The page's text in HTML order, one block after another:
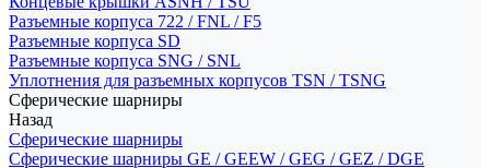
Разъемные корпуса 722 / FNL / F5
Разъемные корпуса SD
Разъемные корпуса SNG / SNL
Уплотнения для разъемных корпусов TSN / TSNG
Сферические шарниры
Назад
Сферические шарниры
Сферические шарниры GE / GEEW / GEG / GEZ / DGE